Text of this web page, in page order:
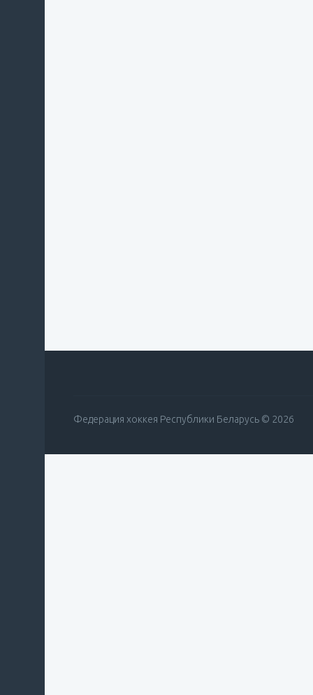
Федерация хоккея Республики Беларусь © 2026